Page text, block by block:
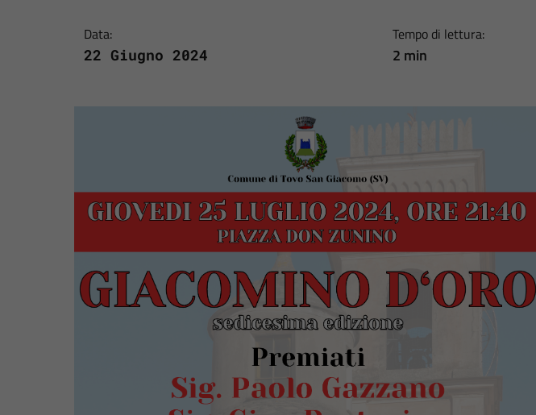
Data:
22 Giugno 2024
Tempo di lettura:
2 min